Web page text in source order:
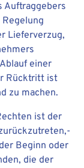
Auftraggebers
Lieferverzug,
einer
Rücktritt ist
zu machen.
ist der
Beginn oder
die der